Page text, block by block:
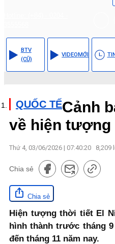
BTV
(CŨ)
VIDEOMỚI
QUỐC TẾCảnh
về hiện tượng
Thứ 4, 03/06/2026 | 07:40:20 8,209
Chia sẻ
Chia sẻ
Hiện tượng thời tiết El
hình thành trước tháng 9
đến tháng 11 năm nay.